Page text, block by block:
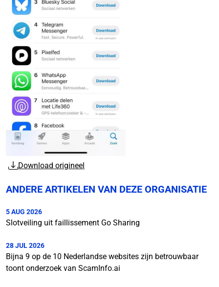
Download origineel
ANDERE ARTIKELEN VAN DEZE ORGANISATIE
5 AUG 2026
Slotveiling uit faillissement Go Sharing
28 JUL 2026
Bijna 9 op de 10 Nederlandse websites zijn betrouwbaar
toont onderzoek van ScamInfo.ai